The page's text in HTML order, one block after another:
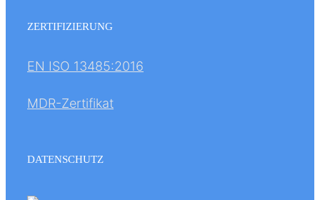
ZERTIFIZIERUNG
EN ISO 13485:2016
MDR-Zertifikat
DATENSCHUTZ